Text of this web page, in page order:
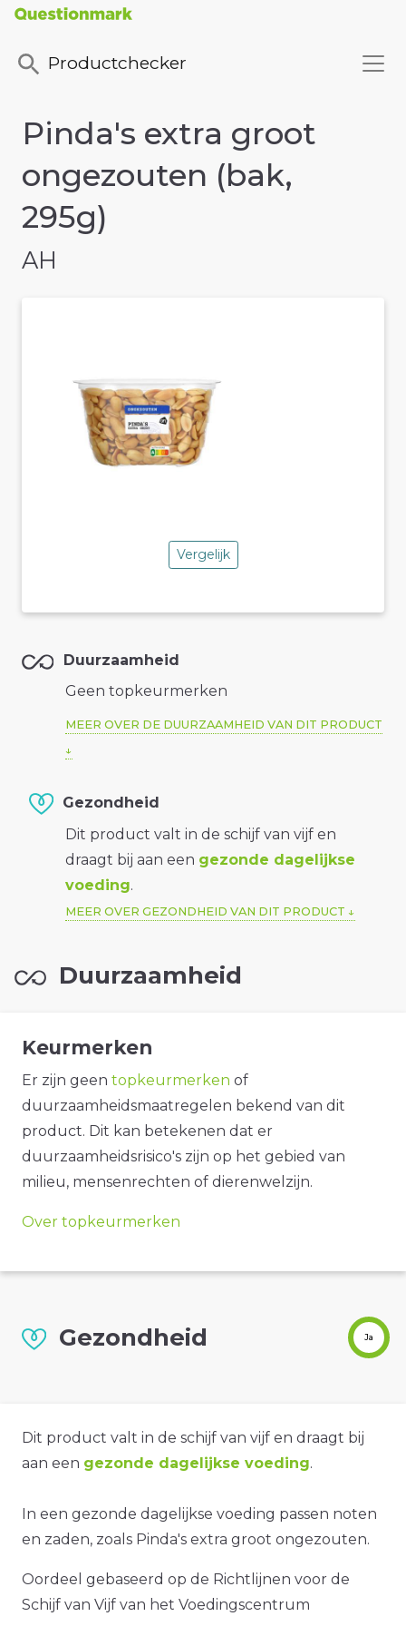
Productchecker
Pinda's extra groot
ongezouten (bak,
295g)
AH
Vergelijk
Duurzaamheid
Geen topkeurmerken
MEER OVER DE DUURZAAMHEID VAN DIT PRODUCT
Gezondheid
Dit product valt in de schijf van vijf en
draagt bij aan een gezonde dagelijkse
voeding.
MEER OVER GEZONDHEID VAN DIT PRODUCT
Duurzaamheid
Keurmerken
Er zijn geen topkeurmerken of
duurzaamheidsmaatregelen bekend van dit
product. Dit kan betekenen dat er
duurzaamheidsrisico's zijn op het gebied van
milieu, mensenrechten of dierenwelzijn.
Over topkeurmerken
Gezondheid Ja
Dit product valt in de schijf van vijf en draagt bij
aan een gezonde dagelijkse voeding.
In een gezonde dagelijkse voeding passen noten
en zaden, zoals Pinda's extra groot ongezouten.
Oordeel gebaseerd op de Richtlijnen voor de
Schijf van Vijf van het Voedingscentrum